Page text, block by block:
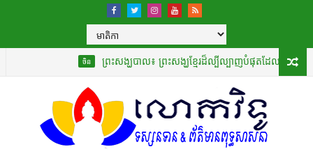
ព្រះសង្ឃបាល៖ ព្រះសង្ឃខ្មែរដ៏ល្បីល្បាញបំផុតដែលបានបកប្រែ «គម្ពីរវិ